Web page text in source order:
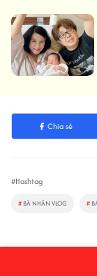
Chia sẻ
#Hashtag
# BÀ NHÂN VLOG #